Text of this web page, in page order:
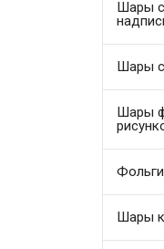
Шары с
Шары
Шары
Шары